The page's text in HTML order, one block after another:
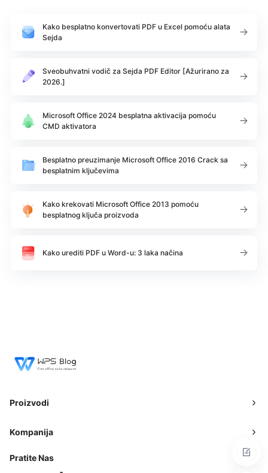
Kako besplatno konvertovati PDF u Excel pomoću alata
Sejda
Sveobuhvatni vodič za Sejda PDF Editor [Ažurirano za
2026.]
Microsoft Office 2024 besplatna aktivacija pomoću
CMD aktivatora
Besplatno preuzimanje Microsoft Office 2016 Crack sa
besplatnim ključevima
Kako krekovati Microsoft Office 2013 pomoću
besplatnog ključa proizvoda
Kako urediti PDF u Word-u: 3 laka načina
Proizvodi
Kompanija
Pratite Nas